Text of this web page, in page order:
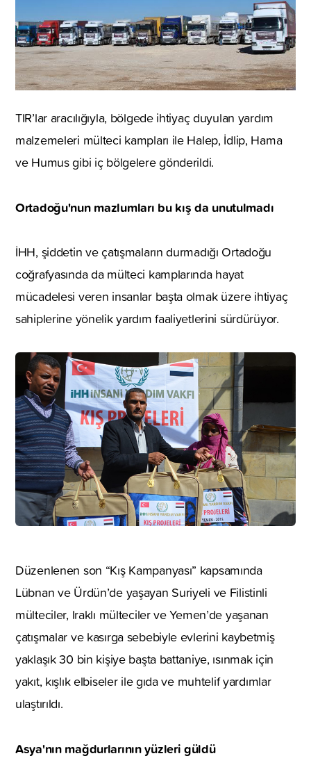
TIR’lar aracılığıyla, bölgede ihtiyaç duyulan yardım
malzemeleri mülteci kampları ile Halep, İdlip, Hama
ve Humus gibi iç bölgelere gönderildi.
Ortadoğu'nun mazlumları bu kış da unutulmadı
İHH, şiddetin ve çatışmaların durmadığı Ortadoğu
coğrafyasında da mülteci kamplarında hayat
mücadelesi veren insanlar başta olmak üzere ihtiyaç
sahiplerine yönelik yardım faaliyetlerini sürdürüyor.
Düzenlenen son “Kış Kampanyası” kapsamında
Lübnan ve Ürdün’de yaşayan Suriyeli ve Filistinli
mülteciler, Iraklı mülteciler ve Yemen’de yaşanan
çatışmalar ve kasırga sebebiyle evlerini kaybetmiş
yaklaşık 30 bin kişiye başta battaniye, ısınmak için
yakıt, kışlık elbiseler ile gıda ve muhtelif yardımlar
ulaştırıldı.
Asya'nın mağdurlarının yüzleri güldü